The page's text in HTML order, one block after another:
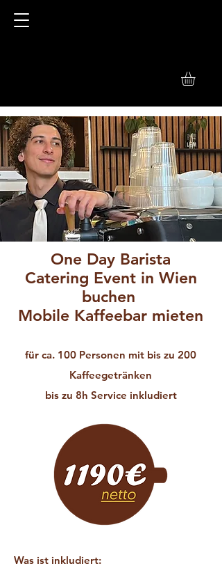
One Day Barista
Catering Event in Wien
buchen
Mobile Kaffeebar mieten
für ca. 100 Personen mit bis zu 200
Kaffeegetränken
bis zu 8h Service inkludiert
Was ist inkludiert: